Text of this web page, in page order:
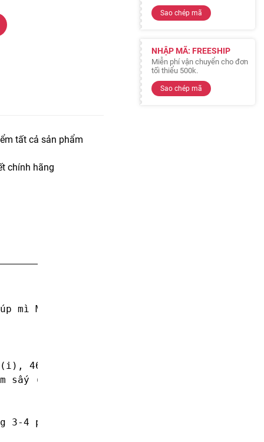
tất cả sản phẩm
chính hãng
Sao chép mã
NHẬP MÃ: FREESHIP
Miễn phí vận chuyển cho đơn
tối thiểu 500k.
Sao chép mã
Miliket thập cẩm đậm đà và hương
466), chất tạo xốp (500(i)), phẩm màu
(2%), hương cua t#mitom #mianlien
4 phút. Mở nắp, trộn đều là dùng được.